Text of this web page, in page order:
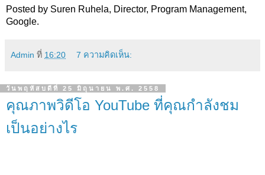
Posted by Suren Ruhela, Director, Program Management,
Google.
Admin ที่ 16:20 7 ความคิดเห็น:
วันพฤหัสบดีที่ 25 มิถุนายน พ.ศ. 2558
คุณภาพวิดีโอ YouTube ที่คุณกำลังชม
เป็นอย่างไร